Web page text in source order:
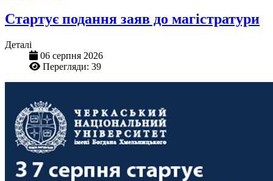
Стартує подання заяв до магістратури
Деталі
06 серпня 2026
Перегляди: 39